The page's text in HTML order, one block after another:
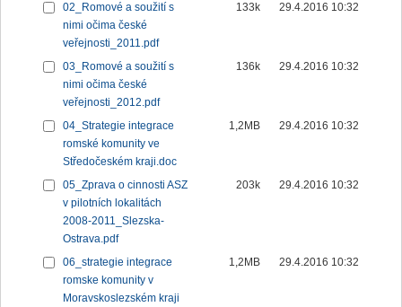
02_Romové a soužití s
nimi očima české
veřejnosti_2011.pdf
133k 29.4.2016 10:32
03_Romové a soužití s
nimi očima české
veřejnosti_2012.pdf
136k 29.4.2016 10:32
04_Strategie integrace
romské komunity ve
Středočeském kraji.doc
1,2MB 29.4.2016 10:32
05_Zprava o cinnosti ASZ
v pilotních lokalitách
2008-2011_Slezska-
Ostrava.pdf
203k 29.4.2016 10:32
06_strategie integrace
romske komunity v
Moravskoslezském kraji
1,2MB 29.4.2016 10:32